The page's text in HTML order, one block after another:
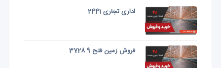
اداری تجاری 2441
فروش زمین فتح 9 3728